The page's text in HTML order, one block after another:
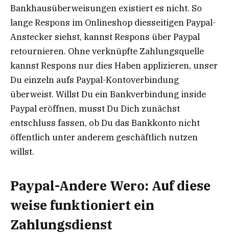
Bankhausüberweisungen existiert es nicht. So
lange Respons im Onlineshop diesseitigen Paypal-
Anstecker siehst, kannst Respons über Paypal
retournieren. Ohne verknüpfte Zahlungsquelle
kannst Respons nur dies Haben applizieren, unser
Du einzeln aufs Paypal-Kontoverbindung
überweist. Willst Du ein Bankverbindung inside
Paypal eröffnen, musst Du Dich zunächst
entschluss fassen, ob Du das Bankkonto nicht
öffentlich unter anderem geschäftlich nutzen
willst.
Paypal-Andere Wero: Auf diese
weise funktioniert ein
Zahlungsdienst